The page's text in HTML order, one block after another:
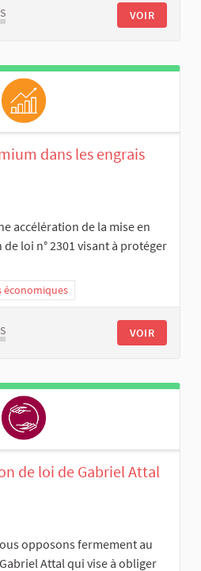
VOIR
dans les engrais
accélération de la mise en
loi n° 2301 visant à protéger
économiques
VOIR
de loi de Gabriel Attal
opposons fermement au
Attal qui vise à obliger